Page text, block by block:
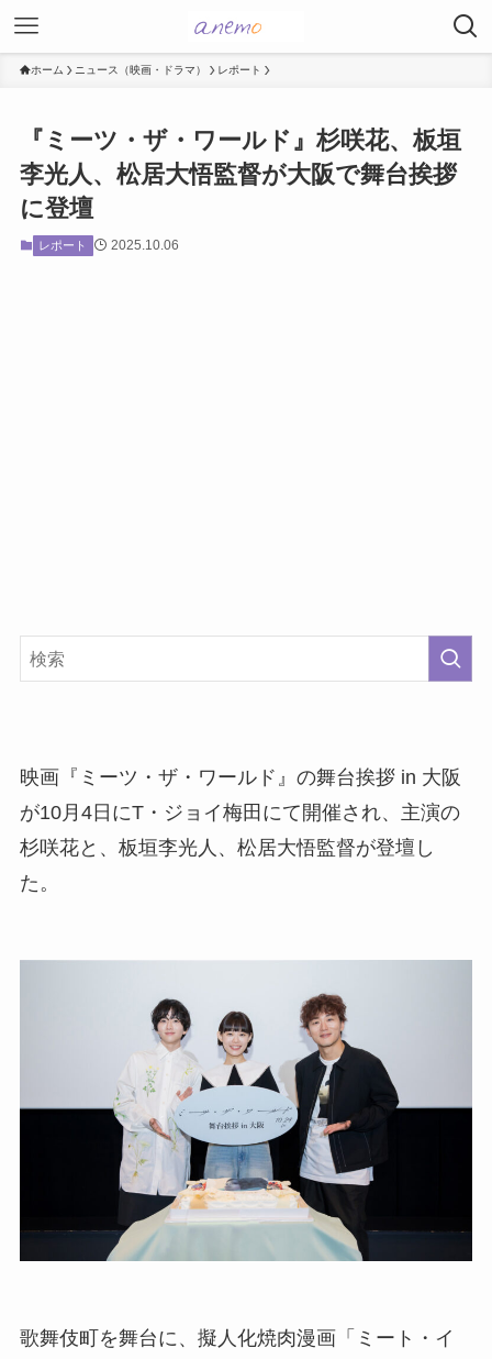
ホーム ニュース（映画・ドラマ） レポート
『ミーツ・ザ・ワールド』杉咲花、板垣
李光人、松居大悟監督が大阪で舞台挨拶
に登壇
レポート 2025.10.06
映画『ミーツ・ザ・ワールド』の舞台挨拶 in 大阪
が10月4日にT・ジョイ梅田にて開催され、主演の
杉咲花と、板垣李光人、松居大悟監督が登壇し
た。
歌舞伎町を舞台に、擬人化焼肉漫画「ミート・イ